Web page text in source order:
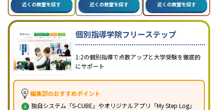
近くの教室を探す 近くの教室を探す 近くの教室を探す
個別指導学院フリーステップ
1:2の個別指導で点数アップと大学受験を徹底的
にサポート
編集部のおすすめポイント
独自システム「S-CUBE」やオリジナルアプリ「My Step Log」